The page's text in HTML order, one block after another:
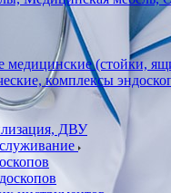
медицинские (стойки,
комплексы
ДВУ